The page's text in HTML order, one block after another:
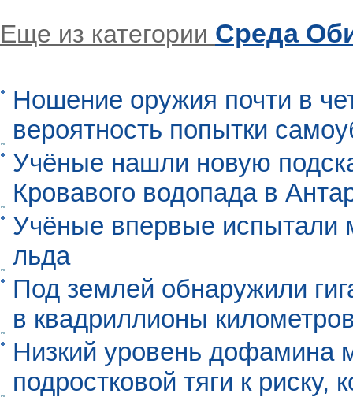
Еще из категории Среда
Ношение оружия почти в
вероятность попытки
Учёные нашли новую
Кровавого водопада в
Учёные впервые испытали
льда
Под землей обнаружили
в квадриллионы
Низкий уровень дофамина
подростковой тяги к риску,